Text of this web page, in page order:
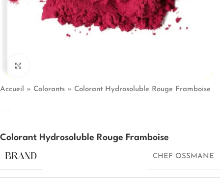
Accueil » Colorants » Colorant Hydrosoluble Rouge Framboise
Colorant Hydrosoluble Rouge Framboise
BRAND CHEF OSSMANE